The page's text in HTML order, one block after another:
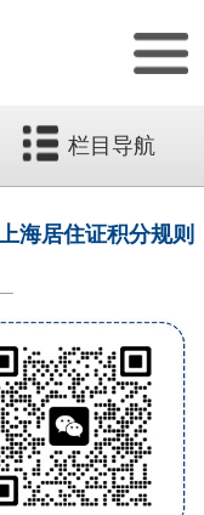
栏目导航
海居住证积分规则